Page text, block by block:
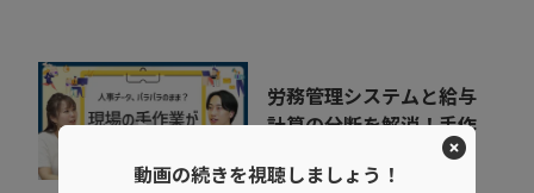
11:22
労務管理システムと給与
計算の分断を解消！手作
業を減らす効率化の...
株式会社ビズリーチ
動画の続きを視聴しましょう！